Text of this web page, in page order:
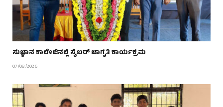
ಸುಜ್ಞಾನ ಕಾಲೇಜಿನಲ್ಲಿ ಸೈಬರ್ ಜಾಗೃತಿ ಕಾರ್ಯಕ್ರಮ
07/08/2026